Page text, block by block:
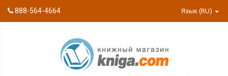
888-564-4664 Язык (RU)